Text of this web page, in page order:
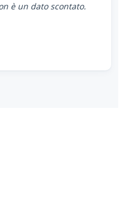
è un dato scontato.